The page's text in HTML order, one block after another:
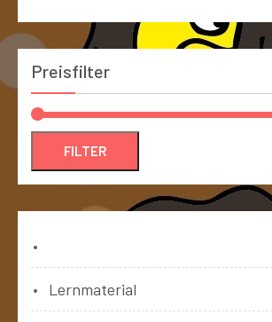
Preisfilter
FILTER
Lernmaterial